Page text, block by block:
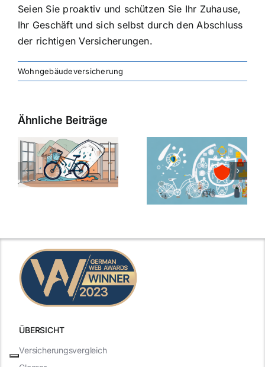
Seien Sie proaktiv und schützen Sie Ihr Zuhause,
Ihr Geschäft und sich selbst durch den Abschluss
der richtigen Versicherungen.
Wohngebäudeversicherung
Ähnliche Beiträge
ÜBERSICHT
Versicherungsvergleich